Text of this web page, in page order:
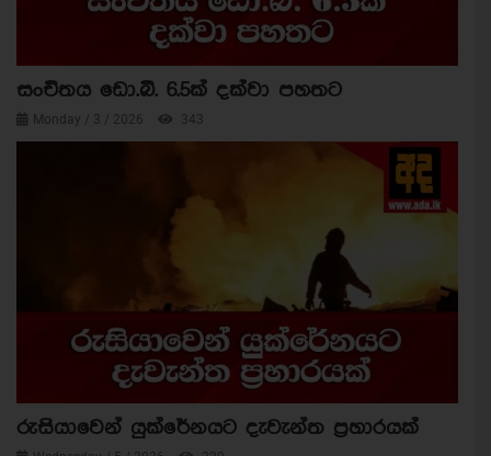
සංචිතය ඩො.බි. 6.5ක් දක්වා පහතට
Monday / 3 / 2026 343
රුසියාවෙන් යුක්රේනයට දැවැන්ත ප්‍රහාරයක්